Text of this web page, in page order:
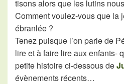
tisons alors que les lutins
Comment voulez-vous que la
ébranlée ?
Tenez puisque l’on parle de
lire et à faire lire aux enfants-
petite histoire ci-dessous de
évènements récents…